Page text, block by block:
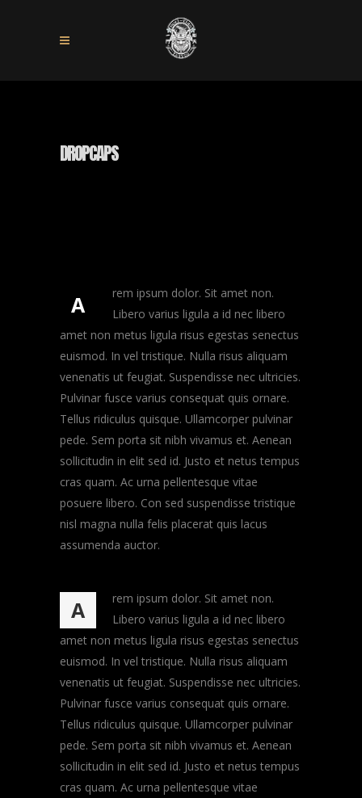
DROPCAPS
A
rem ipsum dolor. Sit amet non.
Libero varius ligula a id nec libero
amet non metus ligula risus egestas senectus
euismod. In vel tristique. Nulla risus aliquam
venenatis ut feugiat. Suspendisse nec ultricies.
Pulvinar fusce varius consequat quis ornare.
Tellus ridiculus quisque. Ullamcorper pulvinar
pede. Sem porta sit nibh vivamus et. Aenean
sollicitudin in elit sed id. Justo et netus tempus
cras quam. Ac urna pellentesque vitae
posuere libero. Con sed suspendisse tristique
nisl magna nulla felis placerat quis lacus
assumenda auctor.
A
rem ipsum dolor. Sit amet non.
Libero varius ligula a id nec libero
amet non metus ligula risus egestas senectus
euismod. In vel tristique. Nulla risus aliquam
venenatis ut feugiat. Suspendisse nec ultricies.
Pulvinar fusce varius consequat quis ornare.
Tellus ridiculus quisque. Ullamcorper pulvinar
pede. Sem porta sit nibh vivamus et. Aenean
sollicitudin in elit sed id. Justo et netus tempus
cras quam. Ac urna pellentesque vitae